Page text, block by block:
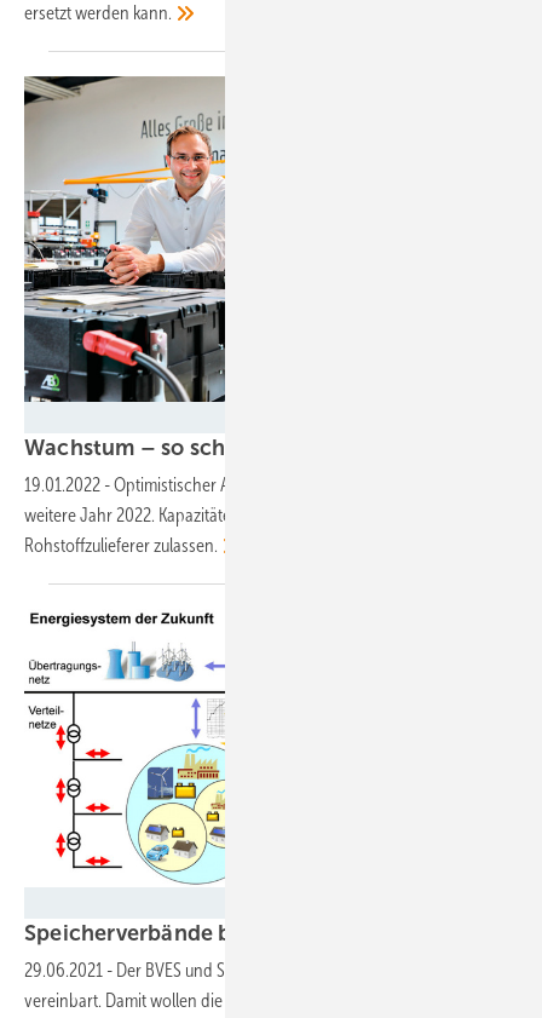
ersetzt werden kann.
Wachstum – so schnell es
19.01.2022 -Optimistischer Ausblick der Speicher­branche auf das
weitere Jahr 2022. ­Kapazitäten werden so zügig erweitert, wie es
Rohstoffzuliefererzulassen.
Speicherverbände bündeln ihre
29.06.2021 - Der BVES und Storegio haben den Zusammenschluss
vereinbart. Damit wollen die beiden Verbände ihre Kräfte vereinen,